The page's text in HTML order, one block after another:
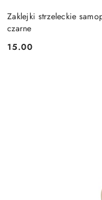
Zaklejki strzeleckie
czarne
Cena:
15.00